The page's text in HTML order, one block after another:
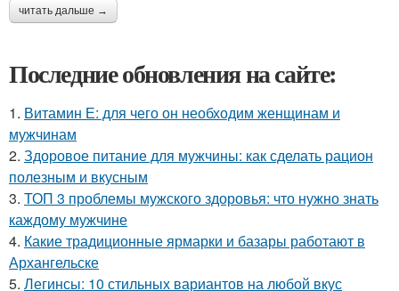
читать дальше →
Последние обновления на сайте:
1. Витамин Е: для чего он необходим женщинам и
мужчинам
2. Здоровое питание для мужчины: как сделать рацион
полезным и вкусным
3. ТОП 3 проблемы мужского здоровья: что нужно знать
каждому мужчине
4. Какие традиционные ярмарки и базары работают в
Архангельске
5. Легинсы: 10 стильных вариантов на любой вкус